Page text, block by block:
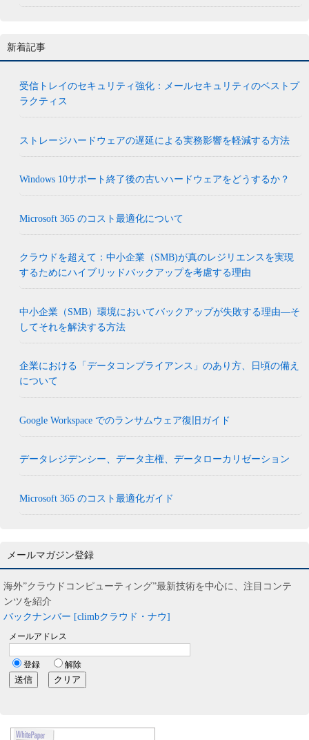
新着記事
受信トレイのセキュリティ強化：メールセキュリティのベストプ
ラクティス
ストレージハードウェアの遅延による実務影響を軽減する方法
Windows 10サポート終了後の古いハードウェアをどうするか？
Microsoft 365 のコスト最適化について
クラウドを超えて：中小企業（SMB)が真のレジリエンスを実現
するためにハイブリッドバックアップを考慮する理由
中小企業（SMB）環境においてバックアップが失敗する理由―そ
してそれを解決する方法
企業における「データコンプライアンス」のあり方、日頃の備え
について
Google Workspace でのランサムウェア復旧ガイド
データレジデンシー、データ主権、データローカリゼーション
Microsoft 365 のコスト最適化ガイド
メールマガジン登録
海外”クラウドコンピューティング”最新技術を中心に、注目コンテ
ンツを紹介
バックナンバー [climbクラウド・ナウ]